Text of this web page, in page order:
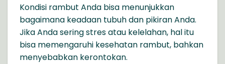
Kondisi rambut Anda bisa menunjukkan
bagaimana keadaan tubuh dan pikiran Anda.
Jika Anda sering stres atau kelelahan, hal itu
bisa memengaruhi kesehatan rambut, bahkan
menyebabkan kerontokan.